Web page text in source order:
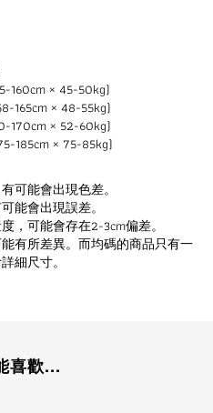
160cm × 45-50kg)
165cm × 48-55kg)
170cm × 52-60kg)
185cm × 75-85kg)
可能會出現色差。
能會出現誤差。
，可能會存在2-3cm偏差。
有所差異。而均碼的商品只有一
細尺寸。
喜歡...